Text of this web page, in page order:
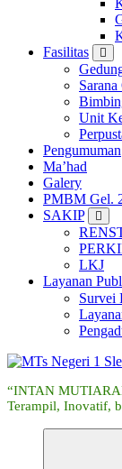
Fasilitas
Unit
Pengumuman
Ma’had
Galery
PMBM Gel.
SAKIP
LKJ
Layanan
Survei
“INTAN
Terampil, Inovatif,